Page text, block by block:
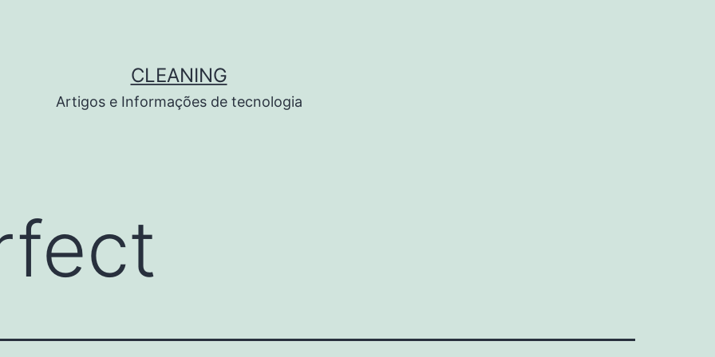
CLEANING
Artigos e Informações de tecnologia